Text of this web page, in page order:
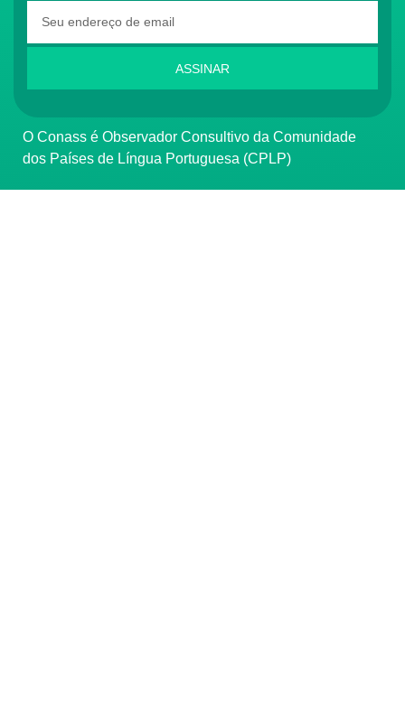
ASSINAR
O Conass é Observador Consultivo da Comunidade
dos Países de Língua Portuguesa (CPLP)